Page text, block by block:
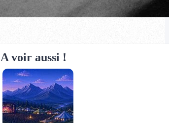
A voir aussi !